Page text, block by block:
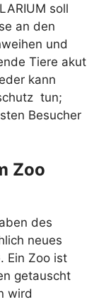
soll
an den
und
Tiere akut
kann
tun;
Besucher
Zoo
des
neues
Ein Zoo ist
getauscht
wird